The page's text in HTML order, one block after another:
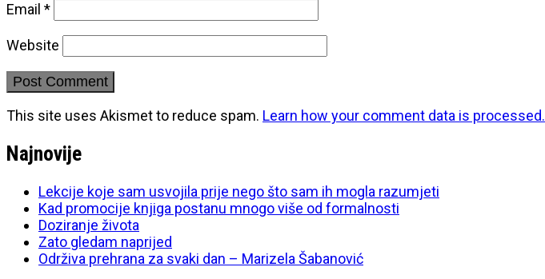
Email *
Website
This site uses Akismet to reduce spam. Learn how your comment data is processed.
Najnovije
Lekcije koje sam usvojila prije nego što sam ih mogla razumjeti
Kad promocije knjiga postanu mnogo više od formalnosti
Doziranje života
Zato gledam naprijed
Održiva prehrana za svaki dan – Marizela Šabanović